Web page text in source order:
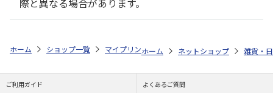
際と異なる場合があります。
ホーム ショップ一覧 マイプリント シルエットプレート【マンチ
ホーム ネットショップ 雑貨・
ご利用ガイド よくあるご質問